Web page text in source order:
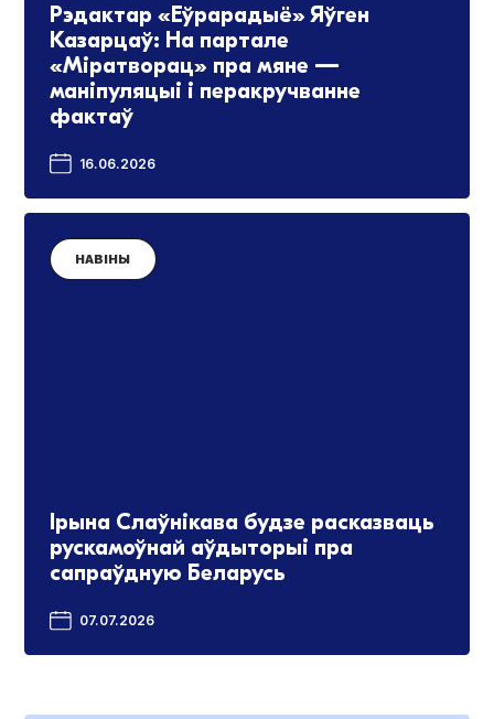
Рэдактар «Еўрарадыё» Яўген
Казарцаў: На партале
«Міратворац» пра мяне —
маніпуляцыі і перакручванне
фактаў
16.06.2026
НАВІНЫ
Ірына Слаўнікава будзе расказваць
рускамоўнай аўдыторыі пра
сапраўдную Беларусь
07.07.2026